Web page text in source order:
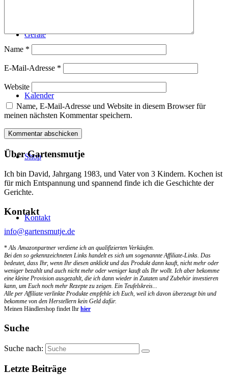
Geräte
Kalender
Shop
Kontakt
Name *
E-Mail-Adresse *
Website
Name, E-Mail-Adresse und Website in diesem Browser für
meinen nächsten Kommentar speichern.
Über Gartensmutje
Ich bin David, Jahrgang 1983, und Vater von 3 Kindern. Kochen ist
für mich Entspannung und spannend finde ich die Geschichte der
Gerichte.
Kontakt
info@gartensmutje.de
*Als Amazonpartner verdiene ich an qualifizierten Verkäufen.
Bei den so gekennzeichneten Links handelt es sich um sogenannte Affiliate-Links. Das
bedeutet, dass Ihr, wenn Ihr diesen anklickt und das Produkt dann kauft, nicht mehr oder
weniger bezahlt und auch nicht mehr oder weniger kauft als Ihr wollt. Ich aber bekomme
eine kleine Provision ausgezahlt, die ich dann wieder in Zutaten und Zubehör investieren
kann, um Euch noch mehr Rezepte zu zeigen. Ein Teufelskreis...
Alle per Affiliate verlinkte Produkte empfehle ich Euch, weil ich davon überzeugt bin und
bekomme von den Herstellern kein Geld dafür.
Meinen Händlershop findet Ihr hier
Suche
Suche nach:
Letzte Beiträge